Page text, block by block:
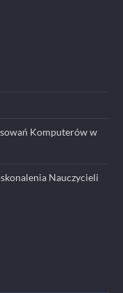
Komputerów w
Nauczycieli